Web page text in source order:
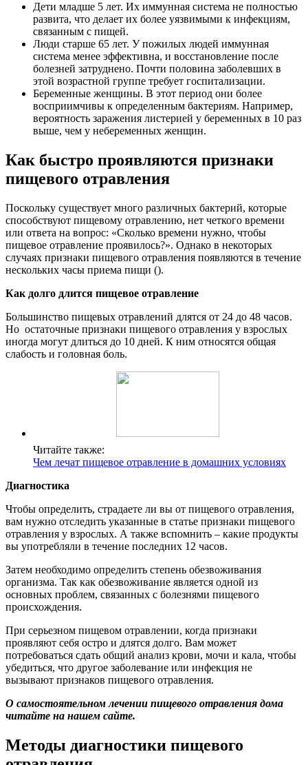
Дети младше 5 лет. Их иммунная система не полностью
развита, что делает их более уязвимыми к инфекциям,
связанным с пищей.
Люди старше 65 лет. У пожилых людей иммунная
система менее эффективна, и восстановление после
болезней затруднено. Почти половина заболевших в
этой возрастной группе требует госпитализации.
Беременные женщины. В этот период они более
восприимчивы к определенным бактериям. Например,
вероятность заражения листерией у беременных в 10 раз
выше, чем у небеременных женщин.
Как быстро проявляются признаки
пищевого отравления
Поскольку существует много различных бактерий, которые
способствуют пищевому отравлению, нет четкого времени
или ответа на вопрос: «Сколько времени нужно, чтобы
пищевое отравление проявилось?». Однако в некоторых
случаях признаки пищевого отравления появляются в течение
нескольких часы приема пищи ().
Как долго длится пищевое отравление
Большинство пищевых отравлений длятся от 24 до 48 часов.
Но остаточные признаки пищевого отравления у взрослых
иногда могут длиться до 10 дней. К ним относятся общая
слабость и головная боль.
Читайте также:
Чем лечат пищевое отравление в домашних условиях
Диагностика
Чтобы определить, страдаете ли вы от пищевого отравления,
вам нужно отследить указанные в статье признаки пищевого
отравления у взрослых. А также вспомнить – какие продукты
вы употребляли в течение последних 12 часов.
Затем необходимо определить степень обезвоживания
организма. Так как обезвоживание является одной из
основных проблем, связанных с болезнями пищевого
происхождения.
При серьезном пищевом отравлении, когда признаки
проявляют себя остро и длятся долго. Вам может
потребоваться сдать общий анализ крови, мочи и кала, чтобы
убедиться, что другое заболевание или инфекция не
вызывают признаков пищевого отравления.
О самостоятельном лечении пищевого отравления дома
читайте на нашем сайте.
Методы диагностики пищевого